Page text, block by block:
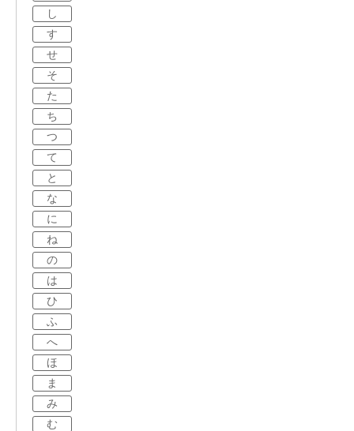
し
す
せ
そ
た
ち
つ
て
と
な
に
ね
の
は
ひ
ふ
へ
ほ
ま
み
む